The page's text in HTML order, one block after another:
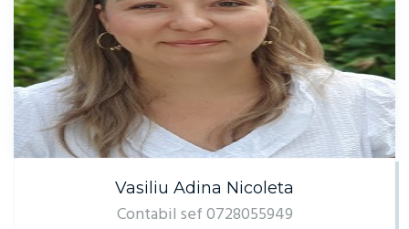
Vasiliu Adina Nicoleta
Contabil sef 0728055949